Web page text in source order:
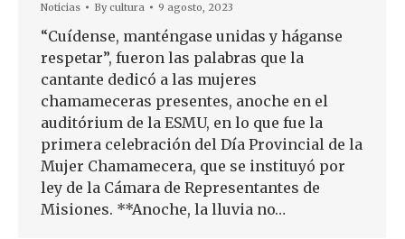
Noticias Bycultura 9 agosto, 2023
“Cuídense, manténgase unidas y háganse
respetar”, fueron las palabras que la
cantante dedicó a las mujeres
chamameceras presentes, anoche en el
auditórium de la ESMU, en lo que fue la
primera celebración del Día Provincial de la
Mujer Chamamecera, que se instituyó por
ley de la Cámara de Representantes de
Misiones. **Anoche, la lluvia no…